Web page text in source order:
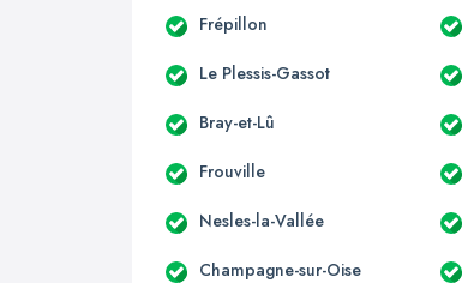
Frépillon
Le Plessis-Gassot
Bray-et-Lû
Frouville
Nesles-la-Vallée
Champagne-sur-Oise